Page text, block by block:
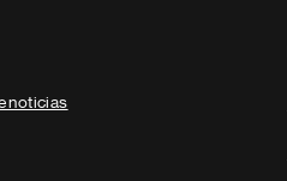
noticias